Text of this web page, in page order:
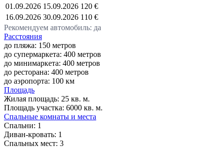
01.09.2026 15.09.2026 120 €
16.09.2026 30.09.2026 110 €
Рекомендуем автомобиль: да
Расстояния
до пляжа: 150 метров
до супермаркета: 400 метров
до минимаркета: 400 метров
до ресторана: 400 метров
до аэропорта: 100 км
Площадь
Жилая площадь: 25 кв. м.
Площадь участка: 6000 кв. м.
Спальные комнаты и места
Спальни: 1
Диван-кровать: 1
Спальных мест: 3